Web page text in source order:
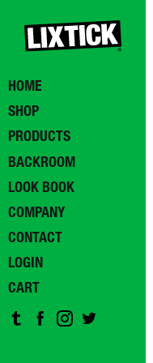
HOME
SHOP
PRODUCTS
BACKROOM
LOOK BOOK
COMPANY
CONTACT
LOGIN
CART